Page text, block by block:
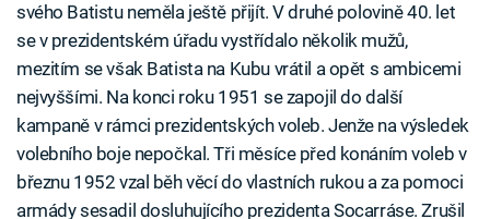
svého Batistu neměla ještě přijít. V druhé polovině 40. let
se v prezidentském úřadu vystřídalo několik mužů,
mezitím se však Batista na Kubu vrátil a opět s ambicemi
nejvyššími. Na konci roku 1951 se zapojil do další
kampaně v rámci prezidentských voleb. Jenže na výsledek
volebního boje nepočkal. Tři měsíce před konáním voleb v
březnu 1952 vzal běh věcí do vlastních rukou a za pomoci
armády sesadil dosluhujícího prezidenta Socarráse. Zrušil